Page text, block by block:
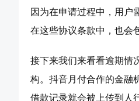
因为在申请过程中，用户
在这些协议条款中，也会
接下来我们来看看逾期情
构。抖音月付合作的金融
借款记录就会被上传到人